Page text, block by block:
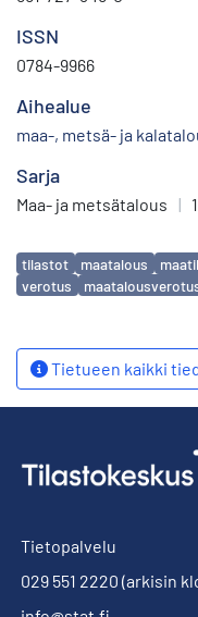
ISSN
0784-9966
Aihealue
maa-, metsä- ja
Sarja
Maa- ja metsätalous |
Avainsanat
tilastot maatalous
verotus
Tietueen kaikki
Tietopalvelu
029 551 2220 (arkisin